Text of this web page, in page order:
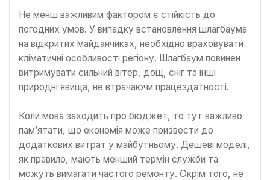
Не менш важливим фактором є стійкість до
погодних умов. У випадку встановлення шлагбаума
на відкритих майданчиках, необхідно враховувати
кліматичні особливості регіону. Шлагбаум повинен
витримувати сильний вітер, дощ, сніг та інші
природні явища, не втрачаючи працездатності.
Коли мова заходить про бюджет, то тут важливо
пам’ятати, що економія може призвести до
додаткових витрат у майбутньому. Дешеві моделі,
як правило, мають менший термін служби та
можуть вимагати частого ремонту. Окрім того, не